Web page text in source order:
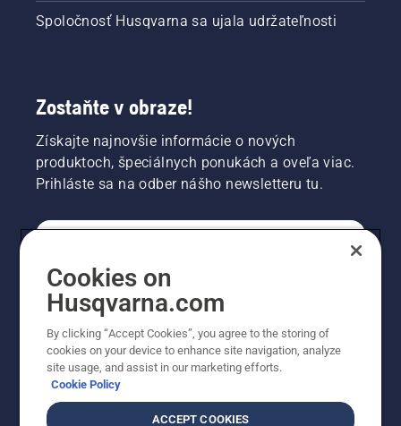
Spoločnosť Husqvarna sa ujala udržateľnosti
Zostaňte v obraze!
Získajte najnovšie informácie o nových
produktoch, špeciálnych ponukách a oveľa viac.
Prihláste sa na odber nášho newsletteru tu.
PROFESIONÁLNE
Cookies on
Husqvarna.com
By clicking “Accept Cookies”, you agree to the storing of
cookies on your device to enhance site navigation, analyze
site usage, and assist in our marketing efforts.
Cookie Policy
ACCEPT COOKIES